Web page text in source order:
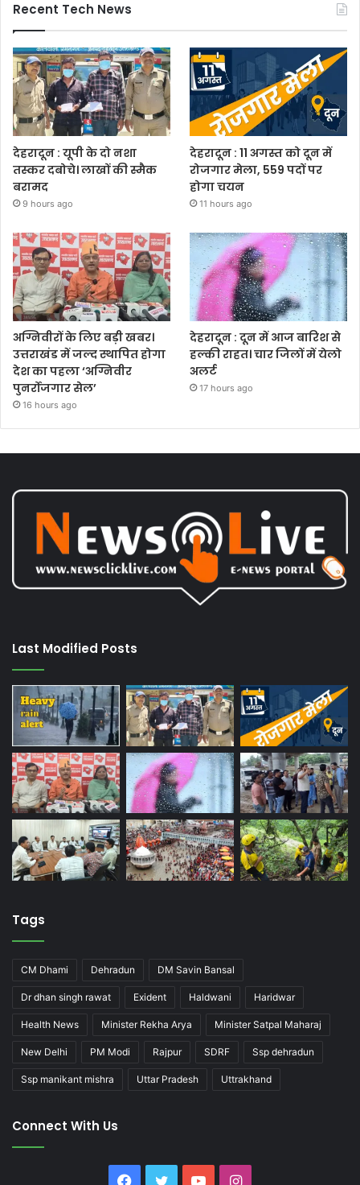
Recent Tech News
देहरादून : यूपी के दो नशा
तस्कर दबोचे। लाखों की स्मैक
बरामद
9 hours ago
देहरादून : 11 अगस्त को दून में
रोजगार मेला, 559 पदों पर
होगा चयन
11 hours ago
अग्निवीरों के लिए बड़ी खबर।
उत्तराखंड में जल्द स्थापित होगा
देश का पहला ‘अग्निवीर
पुनर्रोजगार सेल’
16 hours ago
देहरादून : दून में आज बारिश से
हल्की राहत। चार जिलों में येलो
अलर्ट
17 hours ago
Last Modified Posts
Tags
CM Dhami Dehradun DM Savin Bansal
Dr dhan singh rawat Exident Haldwani Haridwar
Health News Minister Rekha Arya Minister Satpal Maharaj
New Delhi PM Modi Rajpur SDRF Ssp dehradun
Ssp manikant mishra Uttar Pradesh Uttrakhand
Connect With Us
Facebook
Twitter YouTubeInstagram